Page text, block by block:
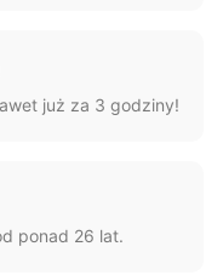
już za 3 godziny!
ponad 26 lat.